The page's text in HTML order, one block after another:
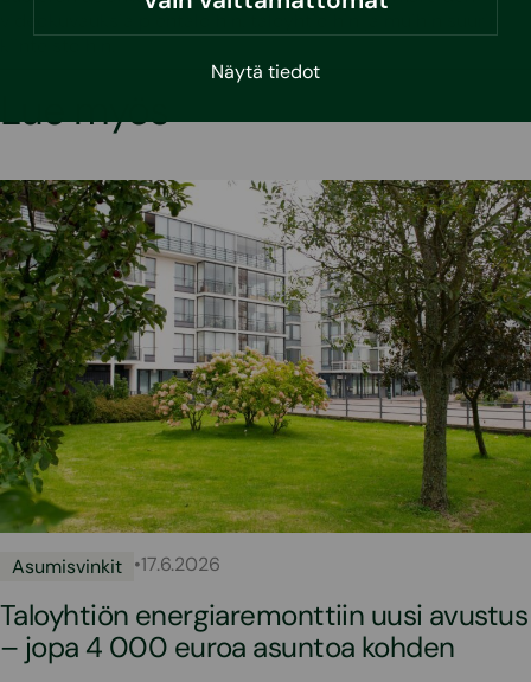
Näytä tiedot
Lue myös
Asumisvinkit •17.6.2026
Taloyhtiön energiaremonttiin uusi avustus
– jopa 4 000 euroa asuntoa kohden